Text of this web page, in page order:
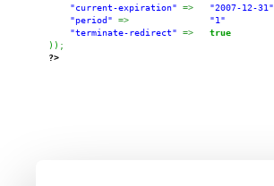
"current-expiration" => "2007-12-31"
"period"
=>
"1"
"terminate-redirect"
=>
true
) ) ;
?>